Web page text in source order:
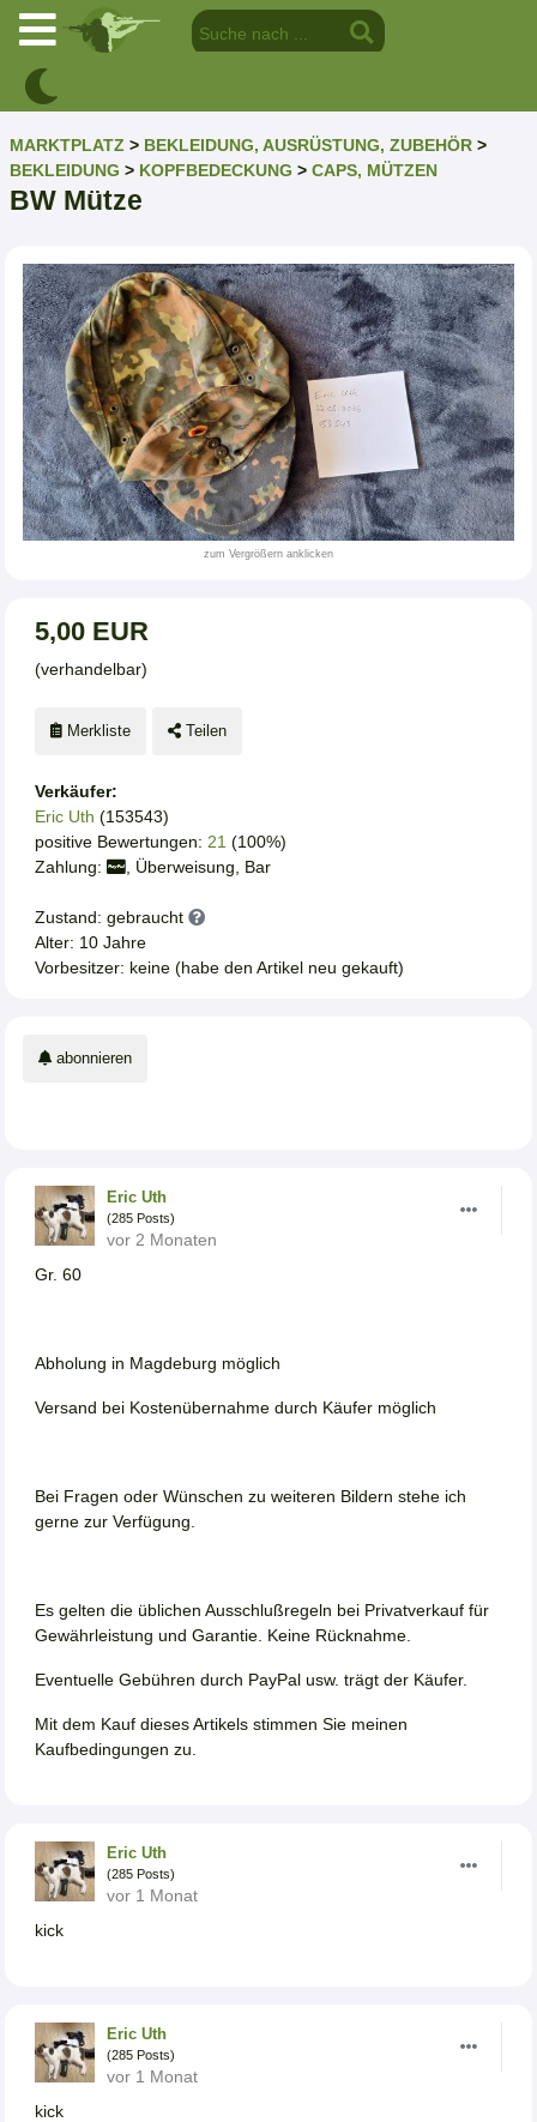
MARKTPLATZ > BEKLEIDUNG, AUSRÜSTUNG, ZUBEHÖR >
BEKLEIDUNG > KOPFBEDECKUNG > CAPS, MÜTZEN
BW Mütze
zum Vergrößern anklicken
5,00 EUR
(verhandelbar)
Merkliste Teilen
Verkäufer:
Eric Uth (153543)
positive Bewertungen: 21 (100%)
Zahlung:
, Überweisung, Bar
Zustand: gebraucht
Alter: 10 Jahre
Vorbesitzer: keine (habe den Artikel neu gekauft)
abonnieren
Eric Uth
(285 Posts)
vor 2 Monaten
Gr. 60
Abholung in Magdeburg möglich
Versand bei Kostenübernahme durch Käufer möglich
Bei Fragen oder Wünschen zu weiteren Bildern stehe ich
gerne zur Verfügung.
Es gelten die üblichen Ausschlußregeln bei Privatverkauf für
Gewährleistung und Garantie. Keine Rücknahme.
Eventuelle Gebühren durch PayPal usw. trägt der Käufer.
Mit dem Kauf dieses Artikels stimmen Sie meinen
Kaufbedingungen zu.
Eric Uth
(285 Posts)
vor 1 Monat
kick
Eric Uth
(285 Posts)
vor 1 Monat
kick